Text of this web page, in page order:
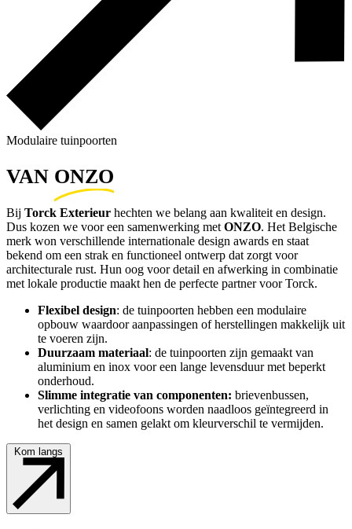
Modulaire tuinpoorten
VAN ONZO
Bij Torck Exterieur hechten we belang aan kwaliteit en design.
Dus kozen we voor een samenwerking met ONZO. Het Belgische
merk won verschillende internationale design awards en staat
bekend om een strak en functioneel ontwerp dat zorgt voor
architecturale rust. Hun oog voor detail en afwerking in combinatie
met lokale productie maakt hen de perfecte partner voor Torck.
Flexibel design: de tuinpoorten hebben een modulaire
opbouw waardoor aanpassingen of herstellingen makkelijk uit
te voeren zijn.
Duurzaam materiaal: de tuinpoorten zijn gemaakt van
aluminium en inox voor een lange levensduur met beperkt
onderhoud.
Slimme integratie van componenten: brievenbussen,
verlichting en videofoons worden naadloos geïntegreerd in
het design en samen gelakt om kleurverschil te vermijden.
Kom langs